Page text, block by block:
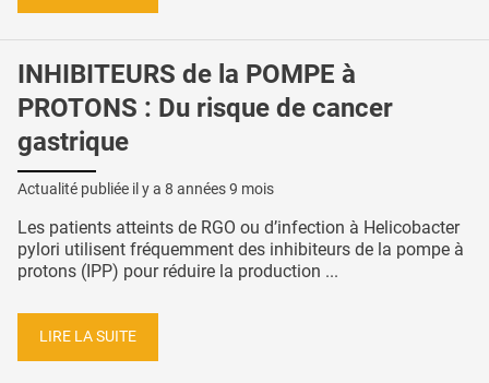
INHIBITEURS de la POMPE à
PROTONS : Du risque de cancer
gastrique
Actualité publiée il y a 8 années 9 mois
Les patients atteints de RGO ou d’infection à Helicobacter
pylori utilisent fréquemment des inhibiteurs de la pompe à
protons (IPP) pour réduire la production ...
LIRE LA SUITE